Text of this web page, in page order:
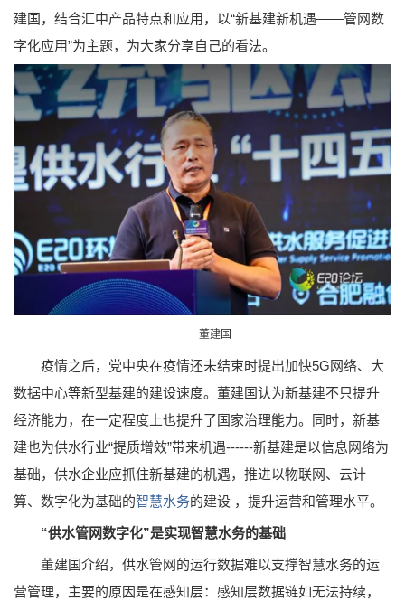
建国，结合汇中产品特点和应用，以“新基建新机遇——管网数
字化应用”为主题，为大家分享自己的看法。
董建国
疫情之后，党中央在疫情还未结束时提出加快5G网络、大
数据中心等新型基建的建设速度。董建国认为新基建不只提升
经济能力，在一定程度上也提升了国家治理能力。同时，新基
建也为供水行业“提质增效”带来机遇------新基建是以信息网络为
基础，供水企业应抓住新基建的机遇，推进以物联网、云计
算、数字化为基础的智慧水务的建设 ，提升运营和管理水平。
“供水管网数字化”是实现智慧水务的基础
董建国介绍，供水管网的运行数据难以支撑智慧水务的运
营管理，主要的原因是在感知层：感知层数据链如无法持续，